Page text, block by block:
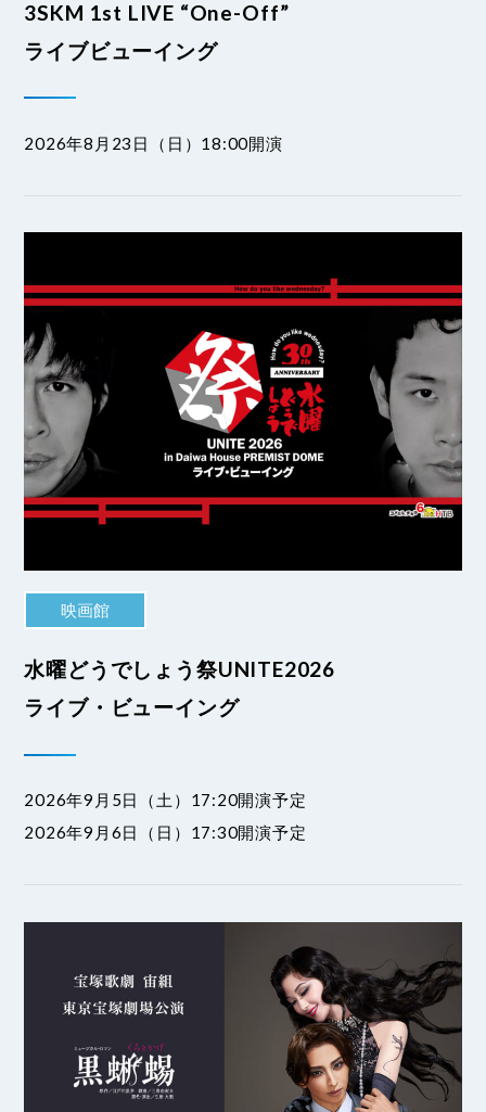
3SKM 1st LIVE “One-Off”
ライブビューイング
2026年8月23日（日）18:00開演
映画館
水曜どうでしょう祭UNITE2026
ライブ・ビューイング
2026年9月5日（土）17:20開演予定
2026年9月6日（日）17:30開演予定